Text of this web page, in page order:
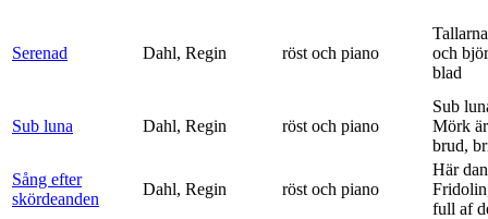
Serenad Dahl, Regin röst och piano
och
blad
Sub luna Dahl, Regin röst och piano
Sub
Mörk
brud,
Sång efter
skördeanden
Dahl, Regin röst och piano
Här
full af